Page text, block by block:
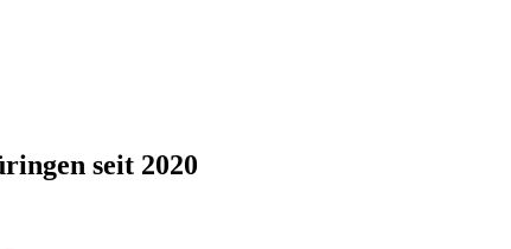
seit 2020